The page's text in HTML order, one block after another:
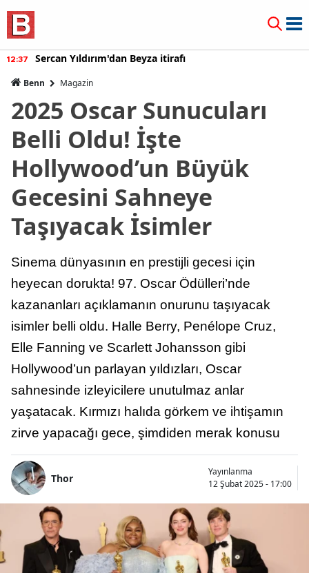
12:37 Sercan Yıldırım'dan Beyza itirafı
Benn Magazin
2025 Oscar Sunucuları
Belli Oldu! İşte
Hollywood’un Büyük
Gecesini Sahneye
Taşıyacak İsimler
Sinema dünyasının en prestijli gecesi için
heyecan dorukta! 97. Oscar Ödülleri’nde
kazananları açıklamanın onurunu taşıyacak
isimler belli oldu. Halle Berry, Penélope Cruz,
Elle Fanning ve Scarlett Johansson gibi
Hollywood’un parlayan yıldızları, Oscar
sahnesinde izleyicilere unutulmaz anlar
yaşatacak. Kırmızı halıda görkem ve ihtişamın
zirve yapacağı gece, şimdiden merak konusu
Thor
Yayınlanma
12 Şubat 2025 - 17:00